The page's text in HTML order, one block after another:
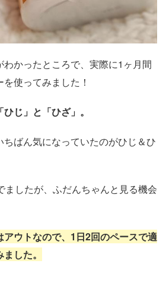
わかったところで、実際に1ヶ月間
使ってみました！
じ」と「ひざ」。
ばん気になっていたのがひじ＆ひ
ましたが、ふだんちゃんと見る機会
ウトなので、1日2回のペースで適
した。